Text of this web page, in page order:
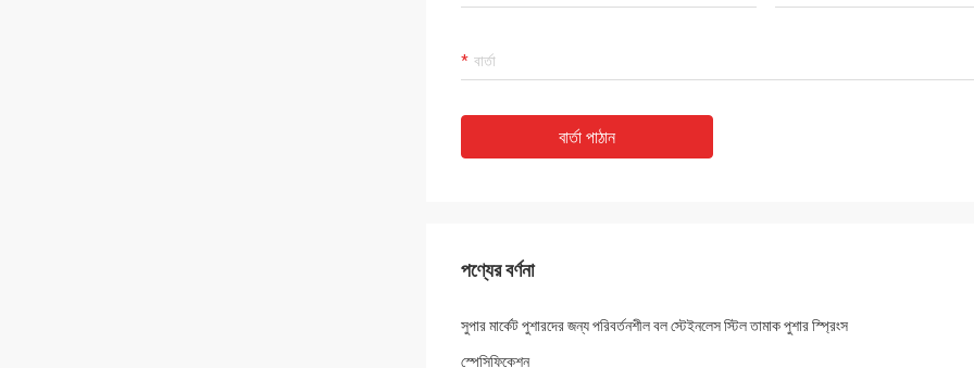
বার্তা পাঠান
পণ্যের বর্ণনা
সুপার মার্কেট পুশারদের জন্য পরিবর্তনশীল বল স্টেইনলেস স্টিল তামাক পুশার স্প্রিংস
স্পেসিফিকেশন